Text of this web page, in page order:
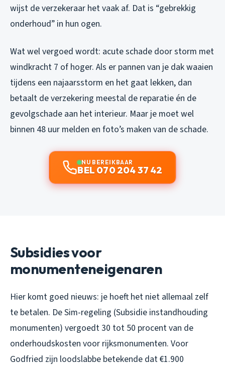
wijst de verzekeraar het vaak af. Dat is “gebrekkig
onderhoud” in hun ogen.
Wat wel vergoed wordt: acute schade door storm met
windkracht 7 of hoger. Als er pannen van je dak waaien
tijdens een najaarsstorm en het gaat lekken, dan
betaalt de verzekering meestal de reparatie én de
gevolgschade aan het interieur. Maar je moet wel
binnen 48 uur melden en foto’s maken van de schade.
NU BEREIKBAAR
BEL 070 204 37 42
Subsidies voor
monumenteneigenaren
Hier komt goed nieuws: je hoeft het niet allemaal zelf
te betalen. De Sim-regeling (Subsidie instandhouding
monumenten) vergoedt 30 tot 50 procent van de
onderhoudskosten voor rijksmonumenten. Voor
Godfried zijn loodslabbe betekende dat €1.900